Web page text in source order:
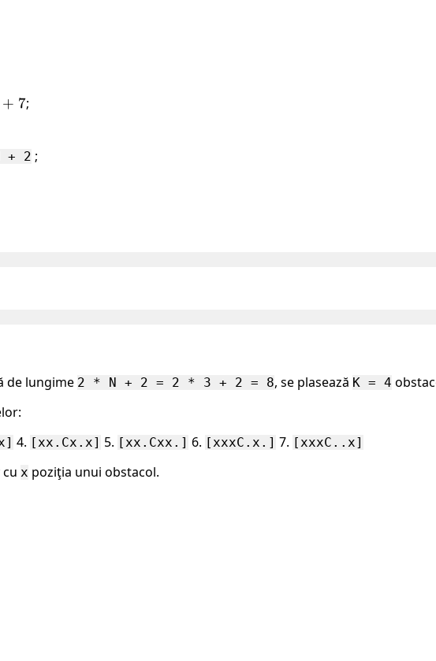
+ 7;
+ 2 ;
de lungime 2 * N + 2 = 2 * 3 + 2 = 8, se plasează K = 4
4. [xx.Cx.x] 5. [xx.Cxx.] 6. [xxxC.x.] 7. [xxxC..x]
x poziţia unui obstacol.